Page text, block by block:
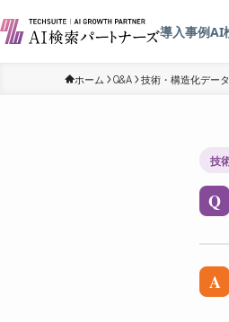
導入事例AI
ホーム Q&A 技術・構造化データ
技
Q
A